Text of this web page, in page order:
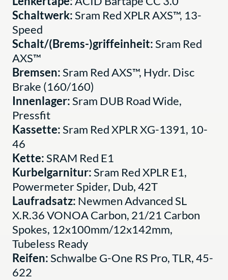
Schaltwerk:Sram Red XPLR AXS™, 13-
Speed
Schalt/(Brems-)griffeinheit:Sram Red
AXS™
Bremsen:Sram Red AXS™, Hydr. Disc
Brake (160/160)
Innenlager:Sram DUB Road Wide,
Pressfit
Kassette:Sram Red XPLR XG-1391, 10-
46
Kette:SRAM Red E1
Kurbelgarnitur:Sram Red XPLR E1,
Powermeter Spider, Dub, 42T
Laufradsatz: Newmen Advanced SL
X.R.36 VONOA Carbon, 21/21 Carbon
Spokes, 12x100mm/12x142mm,
Tubeless Ready
Reifen:Schwalbe G-One RS Pro, TLR, 45-
622